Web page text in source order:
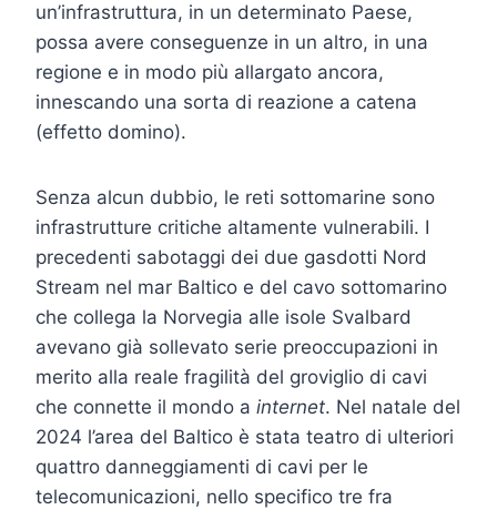
un’infrastruttura, in un determinato Paese,
possa avere conseguenze in un altro, in una
regione e in modo più allargato ancora,
innescando una sorta di reazione a catena
(effetto domino).
Senza alcun dubbio, le reti sottomarine sono
infrastrutture critiche altamente vulnerabili. I
precedenti sabotaggi dei due gasdotti Nord
Stream nel mar Baltico e del cavo sottomarino
che collega la Norvegia alle isole Svalbard
avevano già sollevato serie preoccupazioni in
merito alla reale fragilità del groviglio di cavi
che connette il mondo a internet. Nel natale del
2024 l’area del Baltico è stata teatro di ulteriori
quattro danneggiamenti di cavi per le
telecomunicazioni, nello specifico tre fra